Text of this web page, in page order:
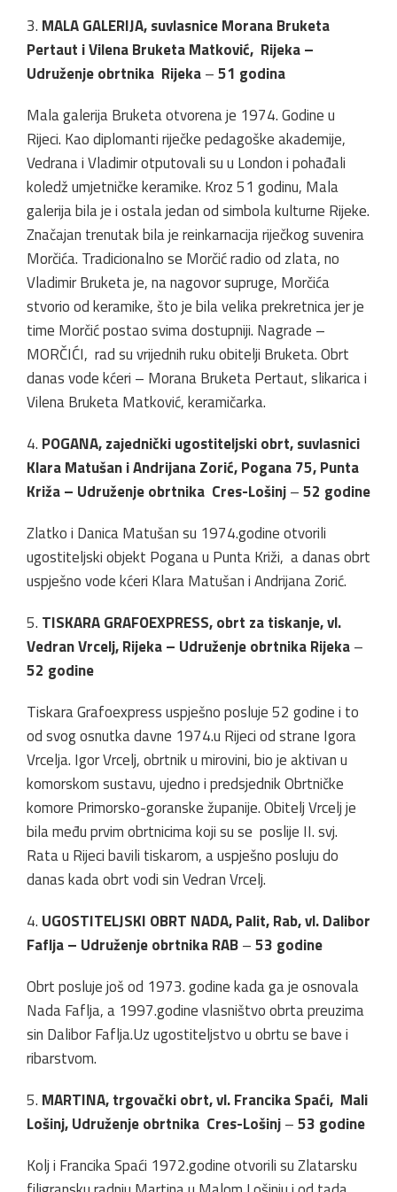
3. MALA GALERIJA, suvlasnice Morana Bruketa
Pertaut i Vilena Bruketa Matković, Rijeka –
Udruženje obrtnika Rijeka–51 godina
Mala galerija Bruketa otvorena je 1974. Godine u
Rijeci. Kao diplomanti riječke pedagoške akademije,
Vedrana i Vladimir otputovali su u London i pohađali
koledž umjetničke keramike. Kroz 51 godinu, Mala
galerija bila je i ostala jedan od simbola kulturne Rijeke.
Značajan trenutak bila je reinkarnacija riječkog suvenira
Morčića. Tradicionalno se Morčić radio od zlata, no
Vladimir Bruketa je, na nagovor supruge, Morčića
stvorio od keramike, što je bila velika prekretnica jer je
time Morčić postao svima dostupniji. Nagrade –
MORČIĆI, rad su vrijednih ruku obitelji Bruketa. Obrt
danas vode kćeri – Morana Bruketa Pertaut, slikarica i
Vilena Bruketa Matković, keramičarka.
4. POGANA, zajednički ugostiteljski obrt, suvlasnici
Klara Matušan i Andrijana Zorić, Pogana 75, Punta
Križa – Udruženje obrtnika Cres-Lošinj–52 godine
Zlatko i Danica Matušan su 1974.godine otvorili
ugostiteljski objekt Pogana u Punta Križi, a danas obrt
uspješno vode kćeri Klara Matušan i Andrijana Zorić.
5. TISKARA GRAFOEXPRESS, obrt za tiskanje, vl.
Vedran Vrcelj, Rijeka – Udruženje obrtnika Rijeka–
52 godine
Tiskara Grafoexpress uspješno posluje 52 godine i to
od svog osnutka davne 1974.u Rijeci od strane Igora
Vrcelja. Igor Vrcelj, obrtnik u mirovini, bio je aktivan u
komorskom sustavu, ujedno i predsjednik Obrtničke
komore Primorsko-goranske županije. Obitelj Vrcelj je
bila među prvim obrtnicima koji su se poslije II. svj.
Rata u Rijeci bavili tiskarom, a uspješno posluju do
danas kada obrt vodi sin Vedran Vrcelj.
4. UGOSTITELJSKI OBRT NADA, Palit, Rab, vl. Dalibor
Faflja – Udruženje obrtnika RAB–53 godine
Obrt posluje još od 1973. godine kada ga je osnovala
Nada Faflja, a 1997.godine vlasništvo obrta preuzima
sin Dalibor Faflja.Uz ugostiteljstvo u obrtu se bave i
ribarstvom.
5. MARTINA, trgovački obrt, vl. Francika Spaći, Mali
Lošinj, Udruženje obrtnika Cres-Lošinj–53 godine
Kolj i Francika Spaći 1972.godine otvorili su Zlatarsku